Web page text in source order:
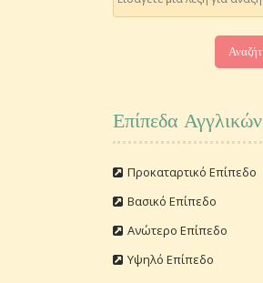
Επίπεδα Αγγλικών
Προκαταρτικό Επίπεδο
Βασικό Επίπεδο
Ανώτερο Επίπεδο
Υψηλό Επίπεδο